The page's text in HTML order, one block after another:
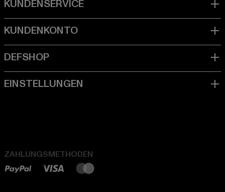
ZAHLUNGSMETHODEN